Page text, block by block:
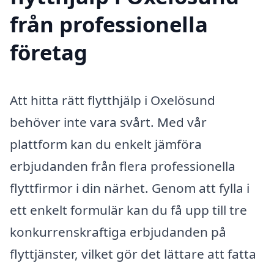
från professionella
företag
Att hitta rätt flytthjälp i Oxelösund
behöver inte vara svårt. Med vår
plattform kan du enkelt jämföra
erbjudanden från flera professionella
flyttfirmor i din närhet. Genom att fylla i
ett enkelt formulär kan du få upp till tre
konkurrenskraftiga erbjudanden på
flyttjänster, vilket gör det lättare att fatta